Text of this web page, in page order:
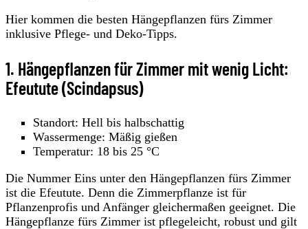
Hier kommen die besten Hängepflanzen fürs Zimmer
inklusive Pflege- und Deko-Tipps.
1. Hängepflanzen für Zimmer mit wenig Licht:
Efeutute (Scindapsus)
Standort: Hell bis halbschattig
Wassermenge: Mäßig gießen
Temperatur: 18 bis 25 °C
Die Nummer Eins unter den Hängepflanzen fürs Zimmer
ist die Efeutute. Denn die Zimmerpflanze ist für
Pflanzenprofis und Anfänger gleichermaßen geeignet. Die
Hängepflanze fürs Zimmer ist pflegeleicht, robust und gilt